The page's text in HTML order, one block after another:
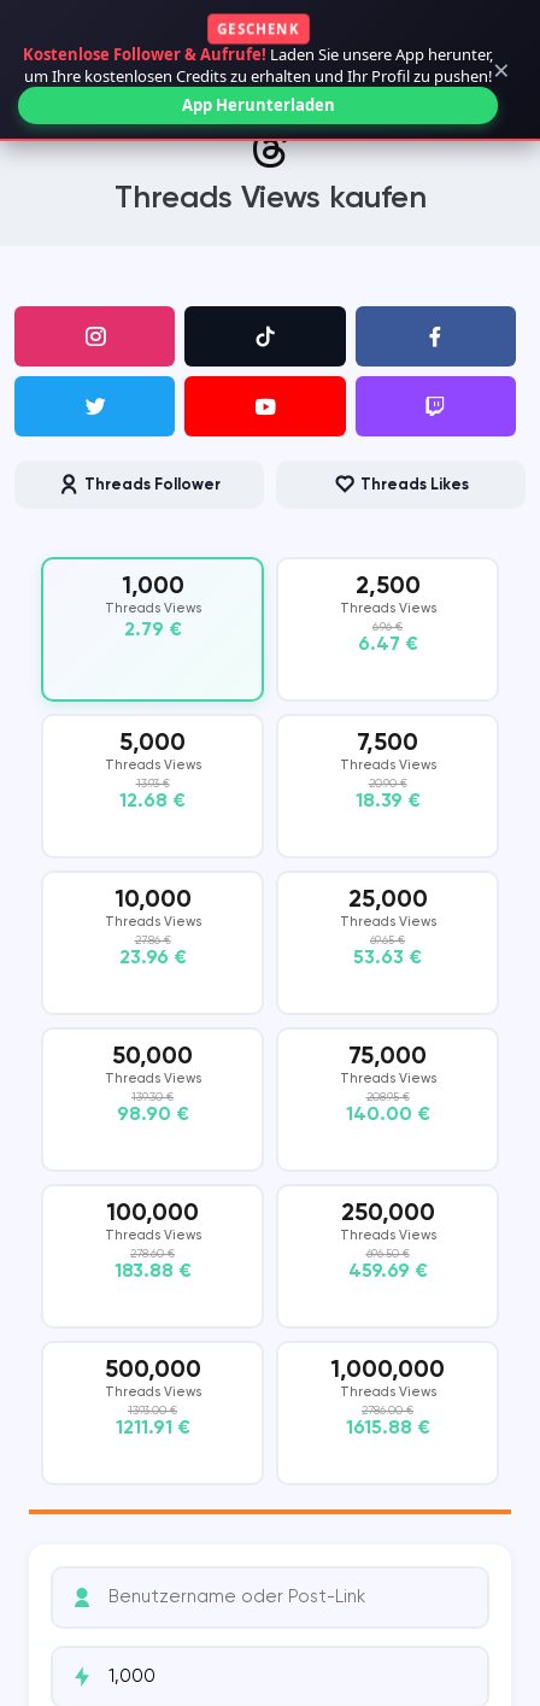
GESCHENK
Kostenlose Follower & Aufrufe! Laden Sie unsere App herunter,
um Ihre kostenlosen Credits zu erhalten und Ihr Profil zu pushen!
App Herunterladen
×
Threads Views kaufen
Threads Follower Threads Likes
1,000
Threads Views
2.79 €
2,500
Threads Views
6.96 €
6.47 €
5,000
Threads Views
13.93 €
12.68 €
7,500
Threads Views
20.90 €
18.39 €
10,000
Threads Views
27.86 €
23.96 €
25,000
Threads Views
69.65 €
53.63 €
50,000
Threads Views
139.30 €
98.90 €
75,000
Threads Views
208.95 €
140.00 €
100,000
Threads Views
278.60 €
183.88 €
250,000
Threads Views
696.50 €
459.69 €
500,000
Threads Views
1393.00 €
1211.91 €
1,000,000
Threads Views
2786.00 €
1615.88 €